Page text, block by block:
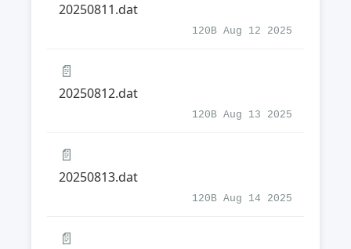
20250811.dat
120B Aug 12 2025
📄
20250812.dat
120B Aug 13 2025
📄
20250813.dat
120B Aug 14 2025
📄